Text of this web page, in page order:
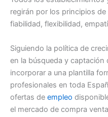
regirán por los principios
fiabilidad, flexibilidad,
Siguiendo la política de
en la búsqueda y captación
incorporar a una plantilla
profesionales en toda
ofertas de empleo
el mercado de compra